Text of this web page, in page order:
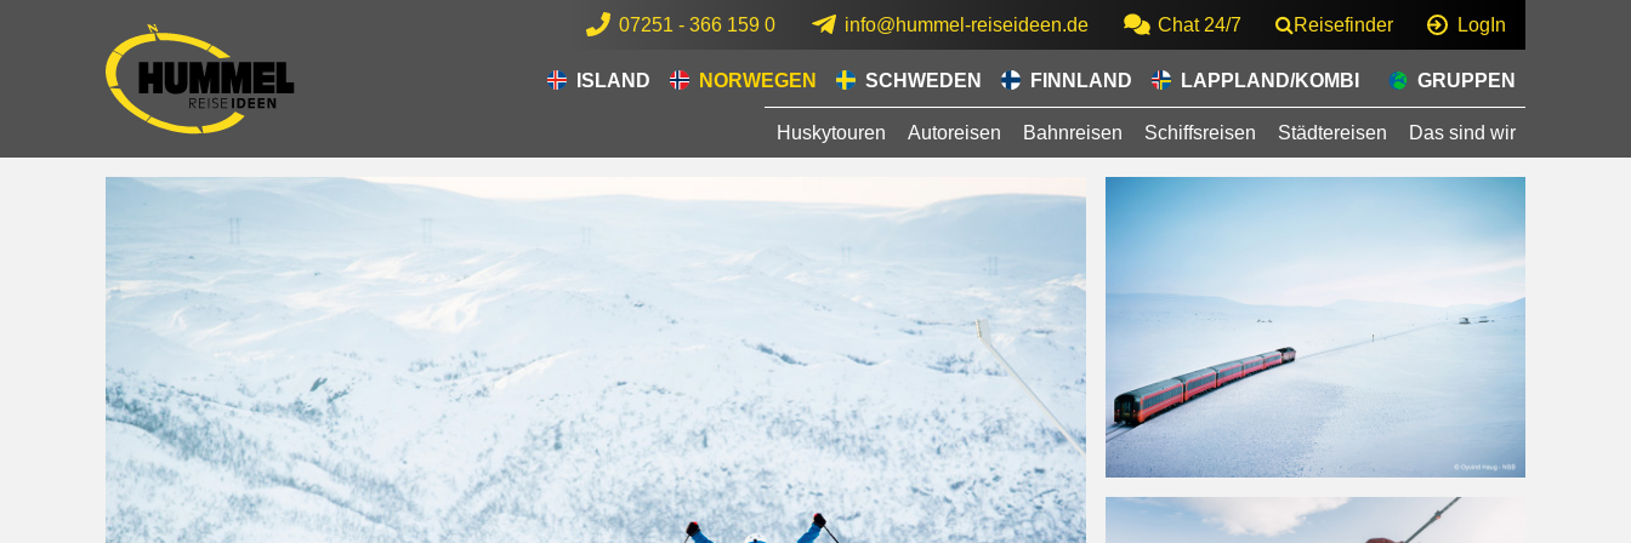
07251 - 366 159 0 info@hummel-reiseideen.de Chat 24/7 Reisefinder LogIn
ISLAND NORWEGEN SCHWEDEN FINNLAND LAPPLAND/KOMBI GRUPPEN
Huskytouren Autoreisen Bahnreisen Schiffsreisen Städtereisen Das sind wir